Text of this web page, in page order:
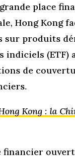
place
Hong Kong
sur produits
indiciels (ETF)
de
Kong : la
financier